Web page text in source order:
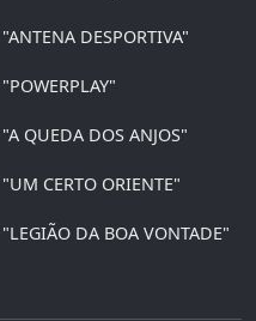
"ANTENA DESPORTIVA"
"POWERPLAY"
"A QUEDA DOS ANJOS"
"UM CERTO ORIENTE"
"LEGIÃO DA BOA VONTADE"